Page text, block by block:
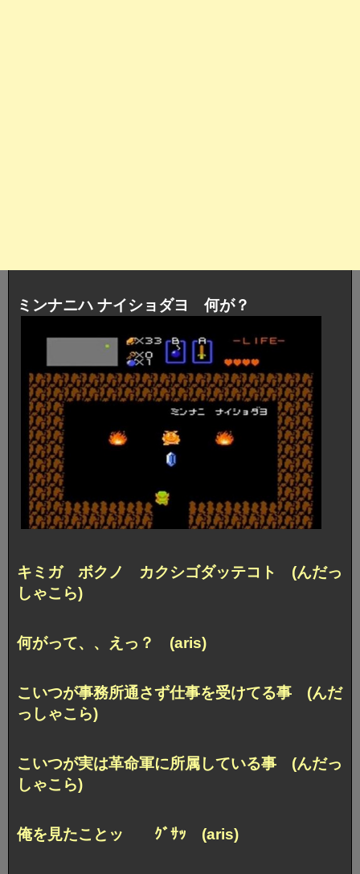
ミンナニハ ナイショダヨ 何が？
キミガ ボクノ カクシゴダッテコト (んだっ
しゃこら)
何がって、、えっ？ (aris)
こいつが事務所通さず仕事を受けてる事 (んだ
っしゃこら)
こいつが実は革命軍に所属している事 (んだっ
しゃこら)
俺を見たことッ ｸﾞｻｯ (aris)